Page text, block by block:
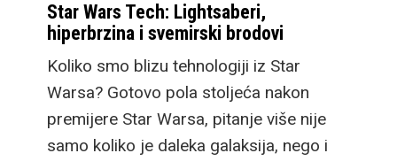
Star Wars Tech: Lightsaberi,
hiperbrzina i svemirski brodovi
Koliko smo blizu tehnologiji iz Star
Warsa? Gotovo pola stoljeća nakon
premijere Star Warsa, pitanje više nije
samo koliko je daleka galaksija, nego i